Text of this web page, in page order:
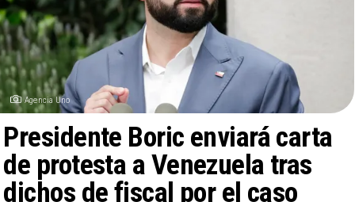
Agencia Uno
Presidente Boric enviará carta
de protesta a Venezuela tras
dichos de fiscal por el caso